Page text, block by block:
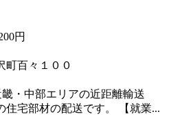
円
町百々１００
畿・中部エリアの近距離輸送
住宅部材の配送です。 【就業...